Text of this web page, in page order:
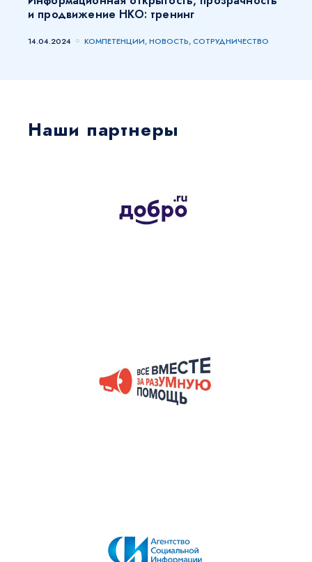
и продвижение НКО: тренинг
14.04.2024 КОМПЕТЕНЦИИ, НОВОСТЬ, СОТРУДНИЧЕСТВО
Наши партнеры